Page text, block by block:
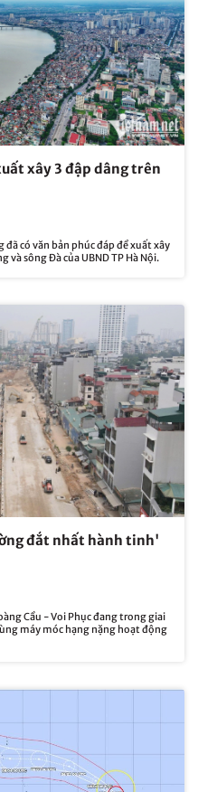
xây 3 đập dâng trên
có văn bản phúc đáp đề xuất xây
và sông Đà của UBND TP Hà Nội.
đắt nhất hành tinh'
Cầu - Voi Phục đang trong giai
máy móc hạng nặng hoạt động